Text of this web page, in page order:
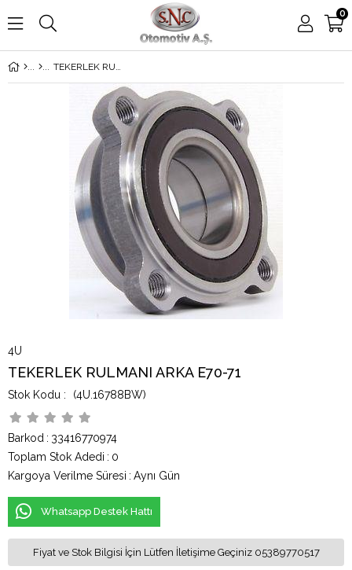
0
TEKERLEK RULMANI ARKA E70-71
4U
TEKERLEK RULMANI ARKA E70-71
(4U.16788BW)
Barkod : 33416770974
Toplam Stok Adedi : 0
Kargoya Verilme Süresi : Aynı Gün
Whatsapp Destek Hattı
Fiyat ve Stok Bilgisi İçin Lütfen İletişime Geçiniz 05389770517